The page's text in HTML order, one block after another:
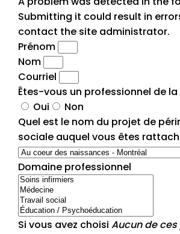
Submitting it could result in
contact the site administrator.
Prénom
Nom
Courriel
Êtes-vous un professionnel de
Oui
Non
Quel est le nom du projet de
sociale auquel vous êtes
Domaine professionnel
Si vous avez choisiAucun de